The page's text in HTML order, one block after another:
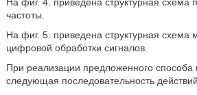
частоты.
На фиг. 5. приведена структурная схема
цифровой обработки сигналов.
При реализации предложенного способа
следующая последовательность